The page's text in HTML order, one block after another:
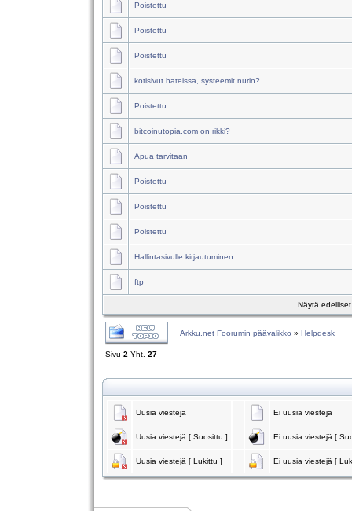
Poistettu
Poistettu
Poistettu
kotisivut hateissa, systeemit nurin?
Poistettu
bitcoinutopia.com on rikki?
Apua tarvitaan
Poistettu
Poistettu
Poistettu
Hallintasivulle kirjautuminen
ftp
Näytä
Arkku.net Foorumin päävalikko » Helpdesk
Sivu 2 Yht. 27
Uusia viestejä Ei uusia viestejä
Uusia viestejä [ Suosittu ] Ei uusia viestejä [
Uusia viestejä [ Lukittu ] Ei uusia viestejä [